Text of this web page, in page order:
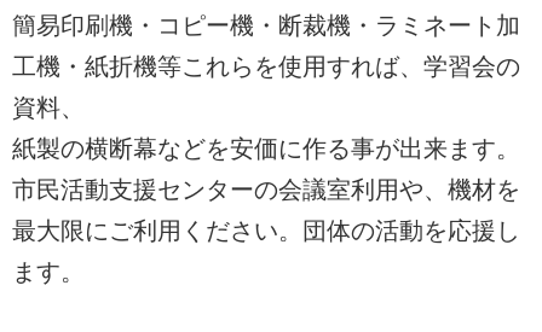
簡易印刷機・コピー機・断裁機・ラミネート加
工機・紙折機等これらを使用すれば、学習会の
資料、
紙製の横断幕などを安価に作る事が出来ます。
市民活動支援センターの会議室利用や、機材を
最大限にご利用ください。団体の活動を応援し
ます。